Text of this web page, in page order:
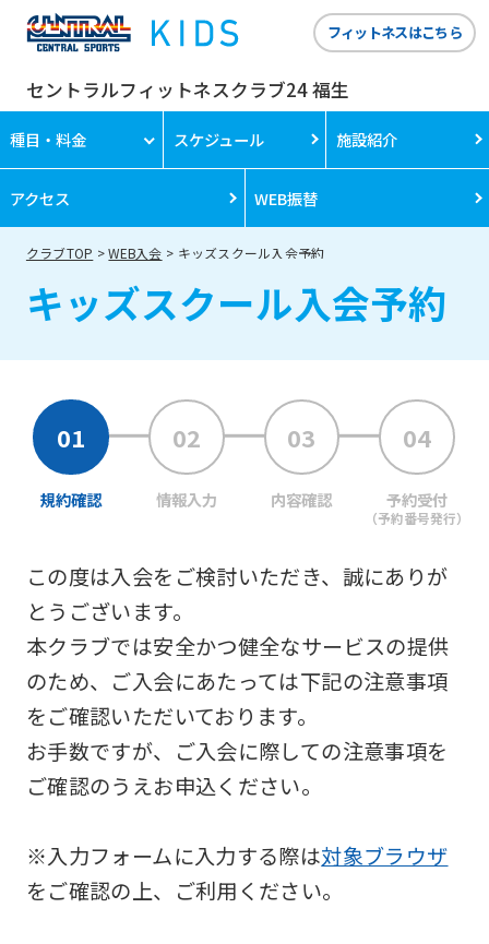
セントラルフィットネスクラブ24 福生
フィットネスはこちら
種目・料金 スケジュール 施設紹介
アクセス WEB振替
クラブTOP WEB入会 キッズスクール入会予約
キッズスクール入会予約
規約確認 情報入力 内容確認 予約受付
（予約番号発行）
この度は入会をご検討いただき、誠にありが
とうございます。
本クラブでは安全かつ健全なサービスの提供
のため、ご入会にあたっては下記の注意事項
をご確認いただいております。
お手数ですが、ご入会に際しての注意事項を
ご確認のうえお申込ください。
※入力フォームに入力する際は対象ブラウザ
をご確認の上、ご利用ください。